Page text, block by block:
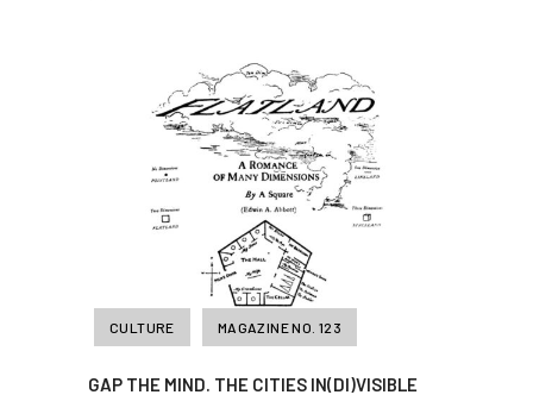
CULTURE MAGAZINE NO. 123
GAP THE MIND. THE CITIES IN(DI)VISIBLE